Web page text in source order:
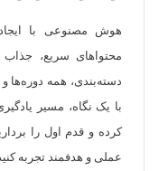
هوش مصنوعی با ایجاد
محتواهای سریع،
دسته‌بندی، همه دوره‌ها و
با یک نگاه، مسیر
عملی و هدفمند تجربه